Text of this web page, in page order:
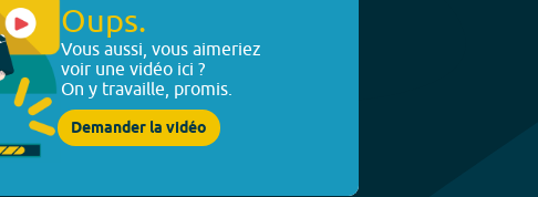
Oups.
Vous aussi, vous aimeriez
voir une vidéo ici ?
On y travaille, promis.
Demander la vidéo